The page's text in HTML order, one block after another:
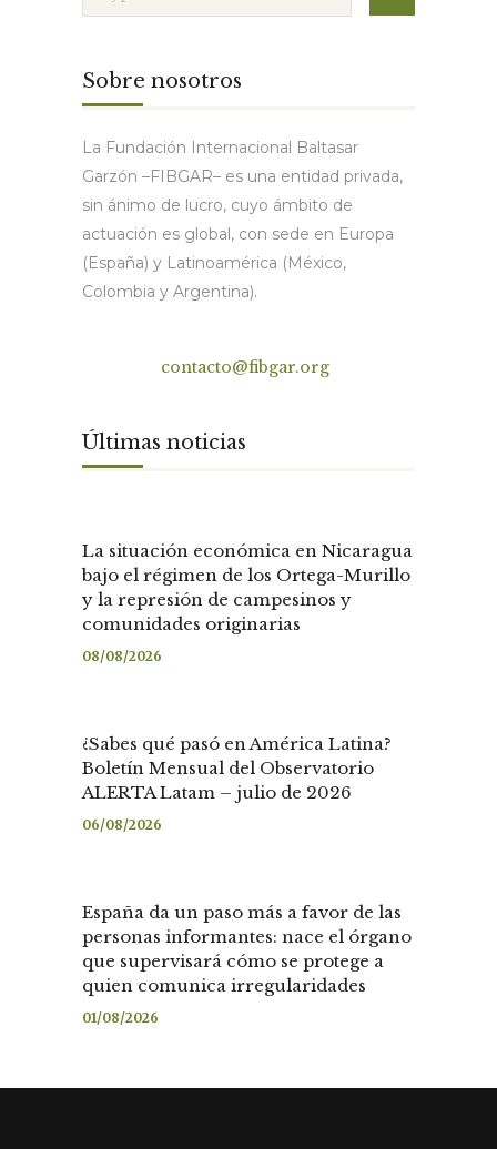
Sobre nosotros
La Fundación Internacional Baltasar
Garzón –FIBGAR– es una entidad privada,
sin ánimo de lucro, cuyo ámbito de
actuación es global, con sede en Europa
(España) y Latinoamérica (México,
Colombia y Argentina).
contacto@fibgar.org
Últimas noticias
La situación económica en Nicaragua
bajo el régimen de los Ortega-Murillo
y la represión de campesinos y
comunidades originarias
08/08/2026
¿Sabes qué pasó en América Latina?
Boletín Mensual del Observatorio
ALERTA Latam – julio de 2026
06/08/2026
España da un paso más a favor de las
personas informantes: nace el órgano
que supervisará cómo se protege a
quien comunica irregularidades
01/08/2026